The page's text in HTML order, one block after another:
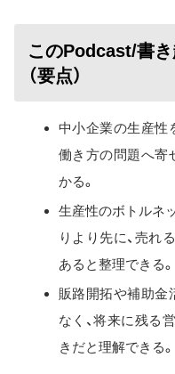
このPodcast/書
（要点）
中小企業の生産性
働き方の問題へ寄
かる。
生産性のボトルネ
りより先に、売れ
あると整理できる。
販路開拓や補助金
なく、将来に残る
きだと理解できる。